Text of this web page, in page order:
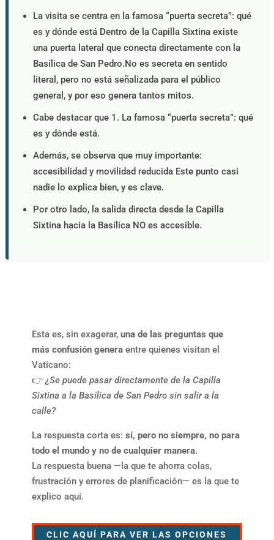
La visita se centra en la famosa “puerta secreta”: qué
es y dónde está Dentro de la Capilla Sixtina existe
una puerta lateral que conecta directamente con la
Basílica de San Pedro.No es secreta en sentido
literal, pero no está señalizada para el público
general, y por eso genera tantos mitos.
Cabe destacar que 1. La famosa “puerta secreta”: qué
es y dónde está.
Además, se observa que muy importante:
accesibilidad y movilidad reducida Este punto casi
nadie lo explica bien, y es clave.
Por otro lado, la salida directa desde la Capilla
Sixtina hacia la Basílica NO es accesible.
Esta es, sin exagerar, una de las preguntas que
más confusión generaentre quienes visitan el
Vaticano:
👉 ¿Se puede pasar directamente de la Capilla
Sixtina a la Basílica de San Pedro sin salir a la
calle?
La respuesta corta es: sí, pero no siempre, no para
todo el mundo y no de cualquier manera.
La respuesta buena —la que te ahorra colas,
frustración y errores de planificación— es la que te
explico aquí.
CLIC AQUÍ PARA VER LAS OPCIONES